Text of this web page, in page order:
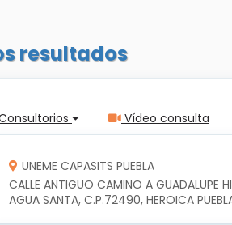
resultados
Vídeo consulta
UNEME CAPASITS PUEBLA
CALLE ANTIGUO CAMINO A GUADALUPE
AGUA SANTA, C.P.72490, HEROICA